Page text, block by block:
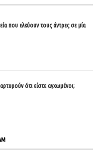
που ελκύουν τους άντρες σε μία
ότι είστε αγχωμένοι;